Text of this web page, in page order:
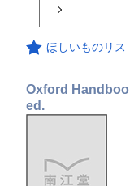
ほしいものリス
Oxford
ed.